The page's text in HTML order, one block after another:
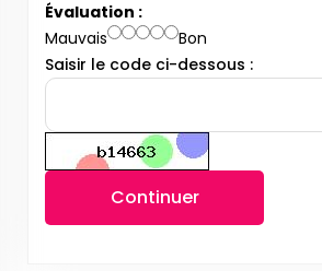
Évaluation :
Mauvais
Bon
Saisir le code ci-dessous :
Continuer